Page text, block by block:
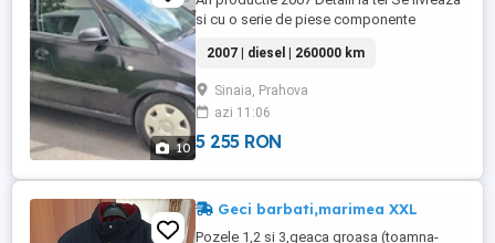
10
si cu o serie de piese componente
2007 | diesel | 260000 km
Sinaia, Prahova
azi 11:06
5 255 RON
Geci barbati,marimea XXL
Pozele 1,2 si 3,geaca groasa (toamna-